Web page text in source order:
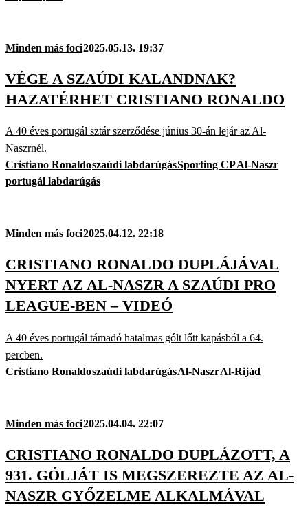
Minden más foci2025.05.13. 19:37
VÉGE A SZAÚDI KALANDNAK?
HAZATÉRHET CRISTIANO RONALDO
A 40 éves portugál sztár szerződése június 30-án lejár az Al-
Naszrnél.
Cristiano Ronaldoszaúdi labdarúgásSporting CPAl-Naszr
portugál labdarúgás
Minden más foci2025.04.12. 22:18
CRISTIANO RONALDO DUPLÁJÁVAL
NYERT AZ AL-NASZR A SZAÚDI PRO
LEAGUE-BEN – VIDEÓ
A 40 éves portugál támadó hatalmas gólt lőtt kapásból a 64.
percben.
Cristiano Ronaldoszaúdi labdarúgásAl-NaszrAl-Rijád
Minden más foci2025.04.04. 22:07
CRISTIANO RONALDO DUPLÁZOTT, A
931. GÓLJÁT IS MEGSZEREZTE AZ AL-
NASZR GYŐZELME ALKALMÁVAL